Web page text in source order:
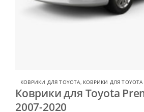
КОВРИКИ ДЛЯ TOYOTA, КОВРИКИ ДЛЯ TOYOTA
Коврики для Toyota
2007-2020